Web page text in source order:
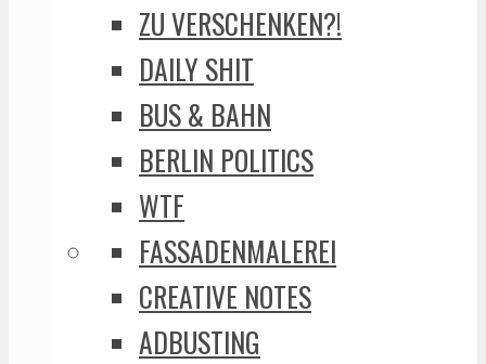
ZU VERSCHENKEN?!
DAILY SHIT
BUS & BAHN
BERLIN POLITICS
WTF
FASSADENMALEREI
CREATIVE NOTES
ADBUSTING